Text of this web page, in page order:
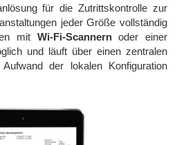
für die Zutrittskontrolle zur
jeder Größe vollständig
mit Wi-Fi-Scannernoder einer
und läuft über einen zentralen
der lokalen Konfiguration